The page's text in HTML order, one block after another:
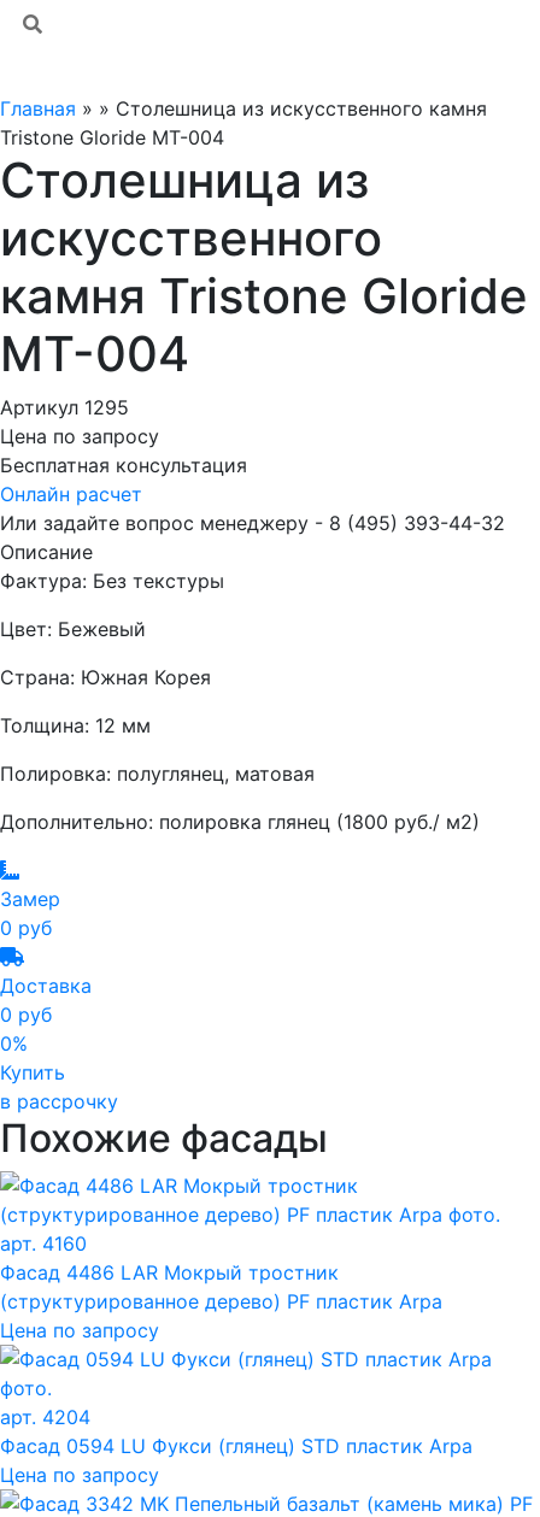
Главная » » Столешница из искусственного камня
Tristone Gloride MT-004
Столешница из
искусственного
камня Tristone Gloride
MT-004
Артикул 1295
Цена по запросу
Бесплатная консультация
Онлайн расчет
Или задайте вопрос менеджеру - 8 (495) 393-44-32
Описание
Фактура: Без текстуры
Цвет: Бежевый
Страна: Южная Корея
Толщина: 12 мм
Полировка: полуглянец, матовая
Дополнительно: полировка глянец (1800 руб./ м2)
Замер
0 руб
Доставка
0 руб
0%
Купить
в рассрочку
Похожие фасады
арт. 4160
Фасад 4486 LAR Мокрый тростник
(структурированное дерево) PF пластик Arpa
Цена по запросу
арт. 4204
Фасад 0594 LU Фукси (глянец) STD пластик Arpa
Цена по запросу